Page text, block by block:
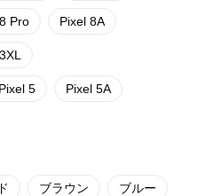
Pro Pixel 8A
Pixel 5 Pixel 5A
ブラウン ブルー